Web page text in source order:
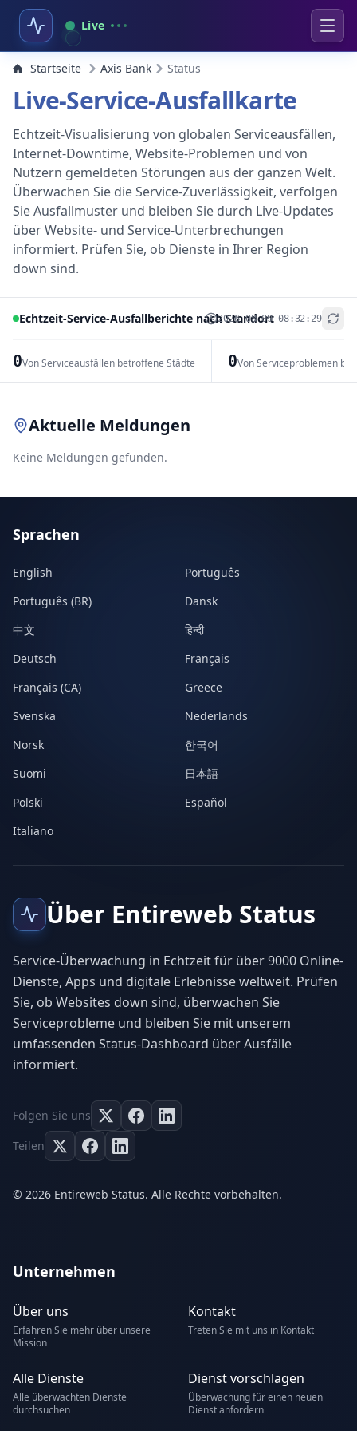
Live
Startseite Axis Bank Status
Live-Service-Ausfallkarte
Echtzeit-Visualisierung von globalen Serviceausfällen,
Internet-Downtime, Website-Problemen und von
Nutzern gemeldeten Störungen aus der ganzen Welt.
Überwachen Sie die Service-Zuverlässigkeit, verfolgen
Sie Ausfallmuster und bleiben Sie durch Live-Updates
über Website- und Service-Unterbrechungen
informiert. Prüfen Sie, ob Dienste in Ihrer Region
down sind.
Echtzeit-Service-Ausfallberichte nach Standort
2026-08-09 08:32:29
0Von Serviceausfällen betroffene Städte 0Von Serviceproblemen
+
Aktuelle Meldungen
Keine Meldungen gefunden.
Sprachen
English
Português
Português (BR)
Dansk
中文
हिन्दी
Deutsch
Français
Français (CA)
Greece
Svenska
Nederlands
Norsk
한국어
Suomi
日本語
Polski
Español
Italiano
Über Entireweb Status
Service-Überwachung in Echtzeit für über 9000 Online-
Dienste, Apps und digitale Erlebnisse weltweit. Prüfen
Sie, ob Websites down sind, überwachen Sie
Serviceprobleme und bleiben Sie mit unserem
umfassenden Status-Dashboard über Ausfälle
informiert.
Folgen Sie uns
Teilen
© 2026 Entireweb Status. Alle Rechte vorbehalten.
Unternehmen
Über uns
Erfahren Sie mehr über unsere
Mission
Kontakt
Treten Sie mit uns in Kontakt
Alle Dienste
Alle überwachten Dienste
durchsuchen
Dienst vorschlagen
Überwachung für einen neuen
Dienst anfordern